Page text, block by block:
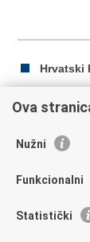
Hrvatski
Ispiši
Podijeli
Trg N.Š.
Ova
Nužni
Funkcionalni
Statistički